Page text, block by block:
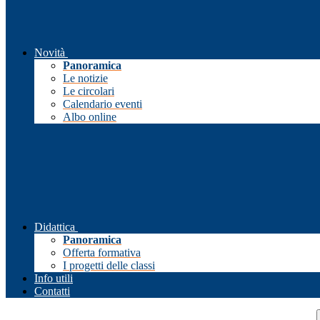
Novità
Panoramica
Le notizie
Le circolari
Calendario eventi
Albo online
Didattica
Panoramica
Offerta formativa
I progetti delle classi
Info utili
Contatti